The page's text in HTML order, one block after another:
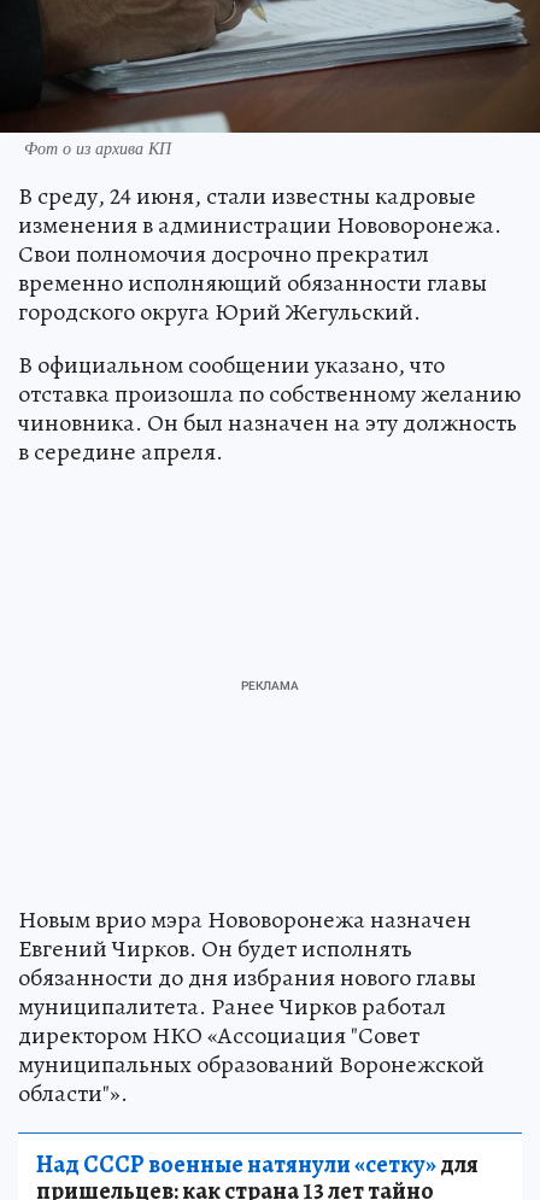
Фот о из архива КП
В среду, 24 июня, стали известны кадровые
изменения в администрации Нововоронежа.
Свои полномочия досрочно прекратил
временно исполняющий обязанности главы
городского округа Юрий Жегульский.
В официальном сообщении указано, что
отставка произошла по собственному желанию
чиновника. Он был назначен на эту должность
в середине апреля.
Новым врио мэра Нововоронежа назначен
Евгений Чирков. Он будет исполнять
обязанности до дня избрания нового главы
муниципалитета. Ранее Чирков работал
директором НКО «Ассоциация "Совет
муниципальных образований Воронежской
области"».
Над СССР военные натянули «сетку»для
пришельцев: как страна 13 лет тайно